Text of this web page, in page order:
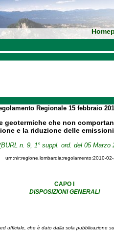
Regionale 15 febbraio
geotermiche che non
e la riduzione delle
n. 9, 1° suppl. ord. del 05 Marzo
urn:nir:regione.lombardia:regolamento:2010-
CAPO I
DISPOSIZIONI GENERALI
ufficiale, che è dato dalla sola pubblicazione